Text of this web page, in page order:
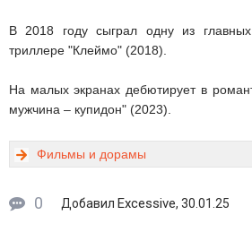
В 2018 году сыграл одну из
триллере "Клеймо" (2018).
На малых экранах дебютирует в
мужчина – купидон" (2023).
Фильмы и дорамы
0 Добавил Excessive, 30.01.25